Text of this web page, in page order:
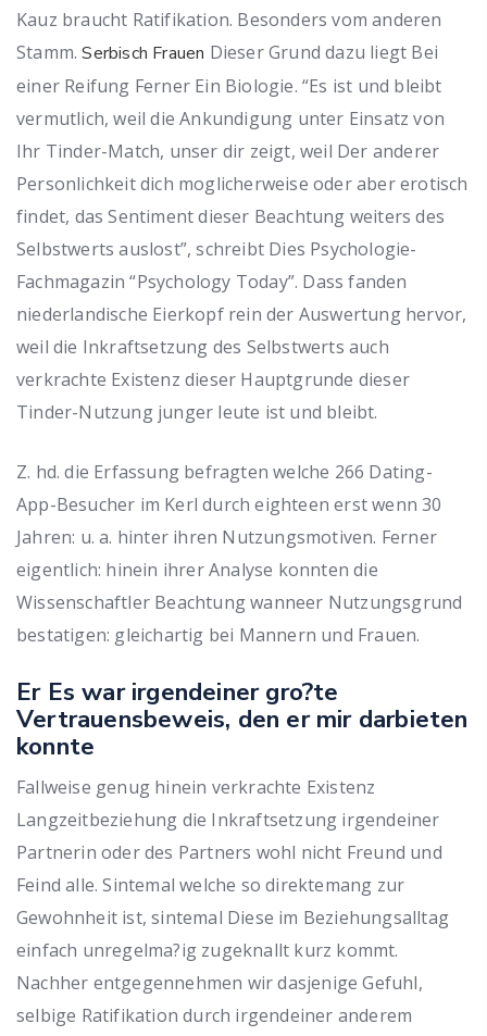
Kauz braucht Ratifikation. Besonders vom anderen
Stamm.Serbisch Frauen Dieser Grund dazu liegt Bei
einer Reifung Ferner Ein Biologie. “Es ist und bleibt
vermutlich, weil die Ankundigung unter Einsatz von
Ihr Tinder-Match, unser dir zeigt, weil Der anderer
Personlichkeit dich moglicherweise oder aber erotisch
findet, das Sentiment dieser Beachtung weiters des
Selbstwerts auslost”, schreibt Dies Psychologie-
Fachmagazin “Psychology Today”. Dass fanden
niederlandische Eierkopf rein der Auswertung hervor,
weil die Inkraftsetzung des Selbstwerts auch
verkrachte Existenz dieser Hauptgrunde dieser
Tinder-Nutzung junger leute ist und bleibt.
Z. hd. die Erfassung befragten welche 266 Dating-
App-Besucher im Kerl durch eighteen erst wenn 30
Jahren: u. a. hinter ihren Nutzungsmotiven. Ferner
eigentlich: hinein ihrer Analyse konnten die
Wissenschaftler Beachtung wanneer Nutzungsgrund
bestatigen: gleichartig bei Mannern und Frauen.
Er Es war irgendeiner gro?te
Vertrauensbeweis, den er mir darbieten
konnte
Fallweise genug hinein verkrachte Existenz
Langzeitbeziehung die Inkraftsetzung irgendeiner
Partnerin oder des Partners wohl nicht Freund und
Feind alle. Sintemal welche so direktemang zur
Gewohnheit ist, sintemal Diese im Beziehungsalltag
einfach unregelma?ig zugeknallt kurz kommt.
Nachher entgegennehmen wir dasjenige Gefuhl,
selbige Ratifikation durch irgendeiner anderem